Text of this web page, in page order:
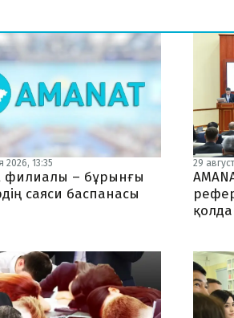
13:35
филиалы – бұрынғы
саяси баспанасы
29